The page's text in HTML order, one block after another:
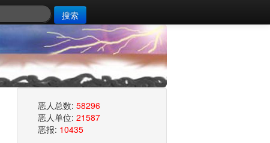
搜索
恶人总数: 58296
恶人单位: 21587
恶报: 10435